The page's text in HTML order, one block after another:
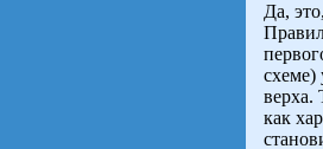
Да,
схеме)
верха.
как